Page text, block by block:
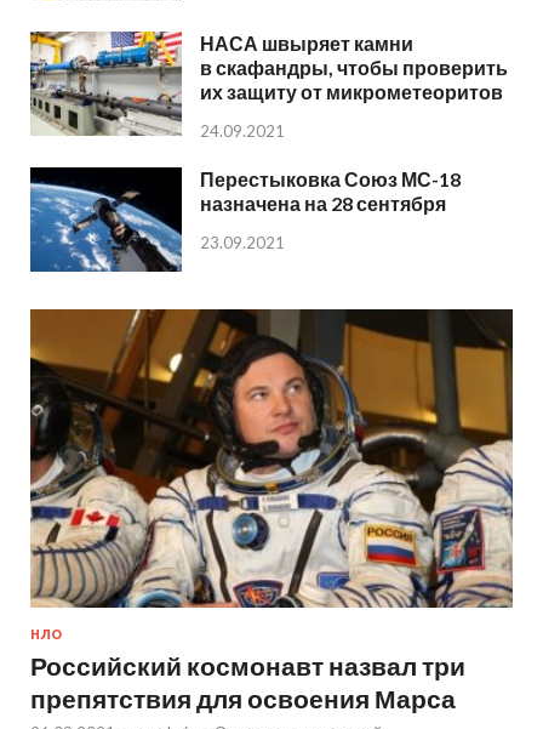
НАСА швыряет камни
в скафандры, чтобы проверить
их защиту от микрометеоритов
24.09.2021
Перестыковка Союз МС-18
назначена на 28 сентября
23.09.2021
НЛО
Российский космонавт назвал три
препятствия для освоения Марса